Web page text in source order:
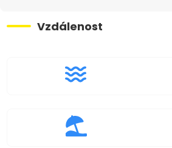
Vzdálenost